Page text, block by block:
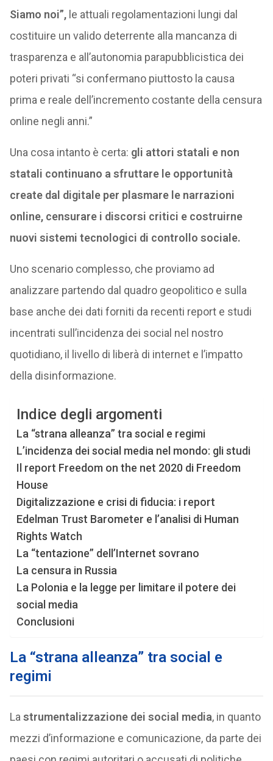
Siamo noi”,le attuali regolamentazioni lungi dal
costituire un valido deterrente alla mancanza di
trasparenza e all’autonomia parapubblicistica dei
poteri privati “si confermano piuttosto la causa
prima e reale dell’incremento costante della censura
online negli anni.”
Una cosa intanto è certa: gli attori statali e non
statali continuano a sfruttare le opportunità
create dal digitale per plasmare le narrazioni
online, censurare i discorsi critici e costruirne
nuovi sistemi tecnologici di controllo sociale.
Uno scenario complesso, che proviamo ad
analizzare partendo dal quadro geopolitico e sulla
base anche dei dati forniti da recenti report e studi
incentrati sull’incidenza dei social nel nostro
quotidiano, il livello di liberà di internet e l’impatto
della disinformazione.
Indice degli argomenti
La “strana alleanza” tra social e regimi
L’incidenza dei social media nel mondo: gli studi
Il report Freedom on the net 2020 di Freedom
House
Digitalizzazione e crisi di fiducia: i report
Edelman Trust Barometer e l’analisi di Human
Rights Watch
La “tentazione” dell’Internet sovrano
La censura in Russia
La Polonia e la legge per limitare il potere dei
social media
Conclusioni
La “strana alleanza” tra social e
regimi
La strumentalizzazione dei social media, in quanto
mezzi d’informazione e comunicazione, da parte dei